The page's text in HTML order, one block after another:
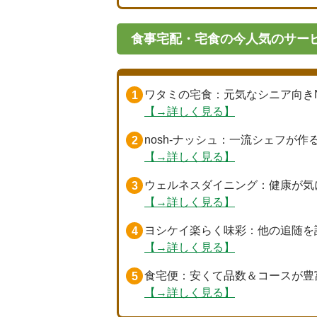
食事宅配・宅食の今人気のサー
ワタミの宅食 ：元気なシニア向
【→詳しく見る】
nosh-ナッシュ
：一流シェフが作
【→詳しく見る】
ウェルネスダイニング ：健康が
【→詳しく見る】
ヨシケイ楽らく味彩 ：他の追随
【→詳しく見る】
食宅便 ：安くて品数＆コースが
【→詳しく見る】